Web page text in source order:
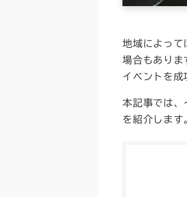
地域によって
場合もありま
イベントを成
本記事では、
を紹介します